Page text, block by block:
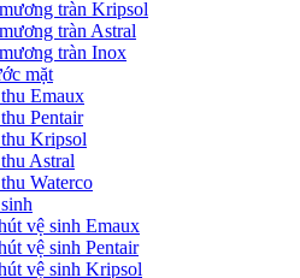
tràn Kripsol
tràn Astral
tràn Inox
mặt
Emaux
Pentair
Kripsol
Astral
Waterco
vệ sinh Emaux
vệ sinh Pentair
vệ sinh Kripsol